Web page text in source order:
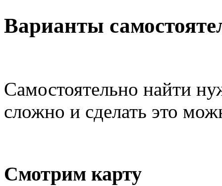
Варианты
Самостоятельно найти
сложно и сделать это
Смотрим карту